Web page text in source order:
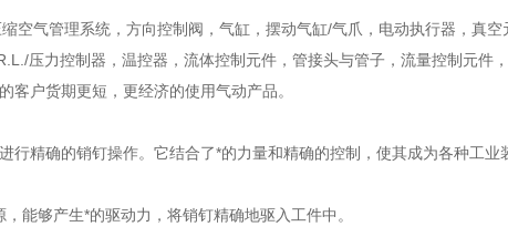
空气管理系统，方向控制阀，气缸，摆动气缸/气爪，电动执行器，真
压力控制器，温控器，流体控制元件，管接头与管子，流量控制元件
客户货期更短，更经济的使用气动产品。
行精确的销钉操作。它结合了*的力量和精确的控制，使其成为各种工业
能够产生*的驱动力，将销钉精确地驱入工件中。